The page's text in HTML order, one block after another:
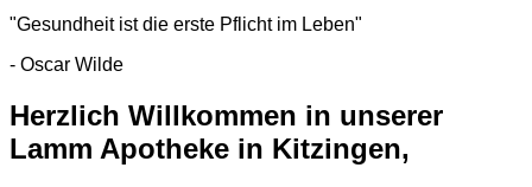
"Gesundheit ist die erste Pflicht im Leben"
- Oscar Wilde
Herzlich Willkommen in unserer
Lamm Apotheke in Kitzingen,